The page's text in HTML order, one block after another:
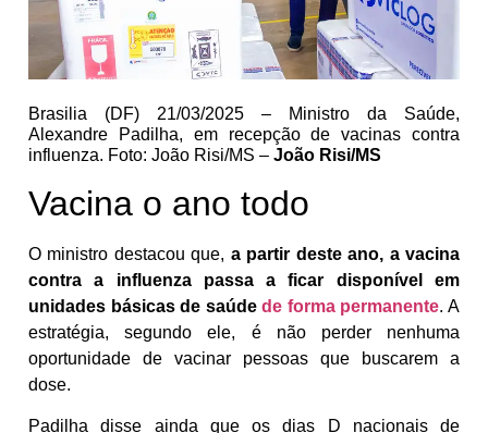
Brasilia (DF) 21/03/2025 – Ministro da Saúde,
Alexandre Padilha, em recepção de vacinas contra
influenza. Foto: João Risi/MS – João Risi/MS
Vacina o ano todo
O ministro destacou que, a partir deste ano, a vacina
contra a influenza passa a ficar disponível em
unidades básicas de saúdede forma permanente. A
estratégia, segundo ele, é não perder nenhuma
oportunidade de vacinar pessoas que buscarem a
dose.
Padilha disse ainda que os dias D nacionais de